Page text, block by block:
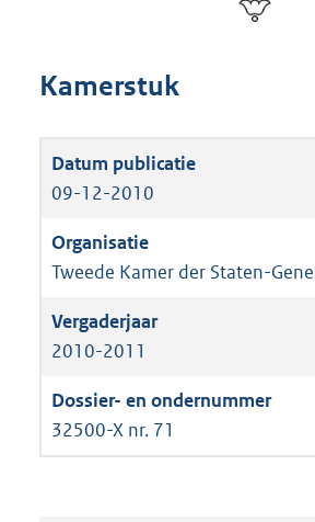
Kamerstuk
09-12-2010
Tweede Kamer der Staten-
2010-2011
32500-X nr. 71